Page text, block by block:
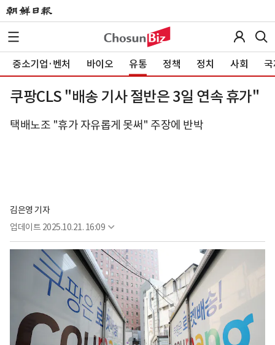
중소기업·벤처 바이오 유통 정책 정치 사회
쿠팡CLS "배송 기사 절반은 3일 연속 휴가"
택배노조 "휴가 자유롭게 못써" 주장에 반박
김은영 기자
업데이트 2025.10.21. 16:09